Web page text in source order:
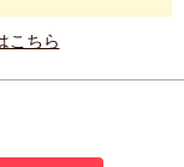
こちら